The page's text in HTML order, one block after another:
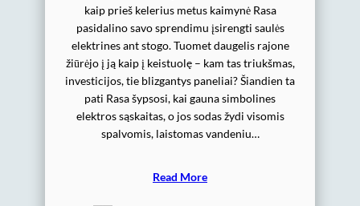
kaip prieš kelerius metus kaimynė Rasa
pasidalino savo sprendimu įsirengti saulės
elektrines ant stogo. Tuomet daugelis rajone
žiūrėjo į ją kaip į keistuolę – kam tas triukšmas,
investicijos, tie blizgantys paneliai? Šiandien ta
pati Rasa šypsosi, kai gauna simbolines
elektros sąskaitas, o jos sodas žydi visomis
spalvomis, laistomas vandeniu…
Read More